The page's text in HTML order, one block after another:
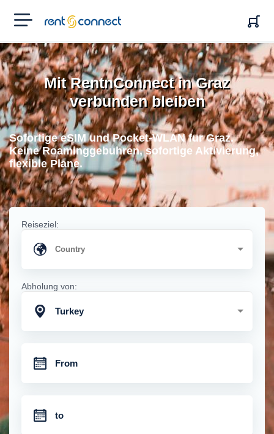
RENT'N
CONNECT
Mit RentnConnect in Graz
verbunden bleiben
Sofortige eSIM und Pocket-WLAN fur Graz.
Keine Roaminggebuhren, sofortige Aktivierung,
flexible Plane.
Reiseziel:
Abholung von:
Turkey